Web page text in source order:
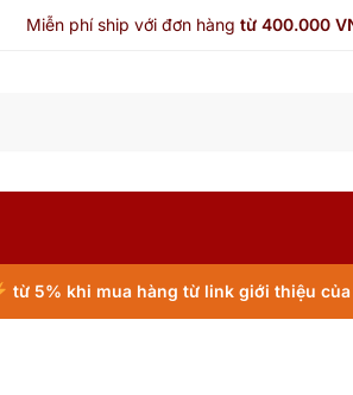
Miễn phí ship với đơn hàng từ 400.000
từ 5% khi mua hàng từ link giới thiệu của